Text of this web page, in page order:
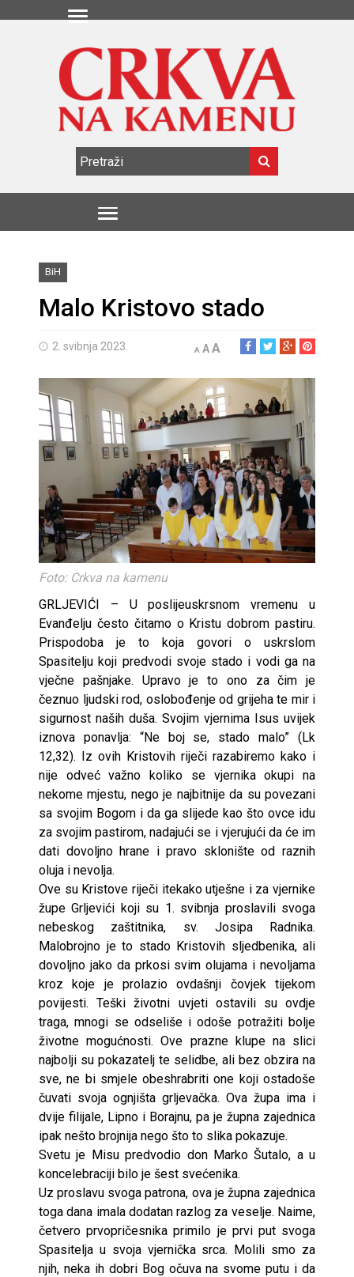
BiH
Malo Kristovo stado
2. svibnja 2023. A AA
Foto: Crkva na kamenu
GRLJEVIĆI – U poslijeuskrsnom vremenu u
Evanđelju često čitamo o Kristu dobrom pastiru.
Prispodoba je to koja govori o uskrslom
Spasitelju koji predvodi svoje stado i vodi ga na
vječne pašnjake. Upravo je to ono za čim je
čeznuo ljudski rod, oslobođenje od grijeha te mir i
sigurnost naših duša. Svojim vjernima Isus uvijek
iznova ponavlja: “Ne boj se, stado malo” (Lk
12,32). Iz ovih Kristovih riječi razabiremo kako i
nije odveć važno koliko se vjernika okupi na
nekome mjestu, nego je najbitnije da su povezani
sa svojim Bogom i da ga slijede kao što ovce idu
za svojim pastirom, nadajući se i vjerujući da će im
dati dovoljno hrane i pravo sklonište od raznih
oluja i nevolja.
Ove su Kristove riječi itekako utješne i za vjernike
župe Grljevići koji su 1. svibnja proslavili svoga
nebeskog zaštitnika, sv. Josipa Radnika.
Malobrojno je to stado Kristovih sljedbenika, ali
dovoljno jako da prkosi svim olujama i nevoljama
kroz koje je prolazio ovdašnji čovjek tijekom
povijesti. Teški životni uvjeti ostavili su ovdje
traga, mnogi se odseliše i odoše potražiti bolje
životne mogućnosti. Ove prazne klupe na slici
najbolji su pokazatelj te selidbe, ali bez obzira na
sve, ne bi smjele obeshrabriti one koji ostadoše
čuvati svoja ognjišta grljevačka. Ova župa ima i
dvije filijale, Lipno i Borajnu, pa je župna zajednica
ipak nešto brojnija nego što to slika pokazuje.
Svetu je Misu predvodio don Marko Šutalo, a u
koncelebraciji bilo je šest svećenika.
Uz proslavu svoga patrona, ova je župna zajednica
toga dana imala dodatan razlog za veselje. Naime,
četvero prvopričesnika primilo je prvi put svoga
Spasitelja u svoja vjernička srca. Molili smo za
njih, neka ih dobri Bog očuva na svome putu i da